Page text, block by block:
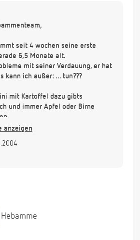
seit 4 wochen seine erste
6,5 Monate alt.
mit seiner Verdauung, er hat
kann ich außer: ... tun???
mit Kartoffel dazu gibts
und immer Apfel oder Birne
Tee mit Apfelsaft probiert und
zugegeben
anzeigen
Hebamme